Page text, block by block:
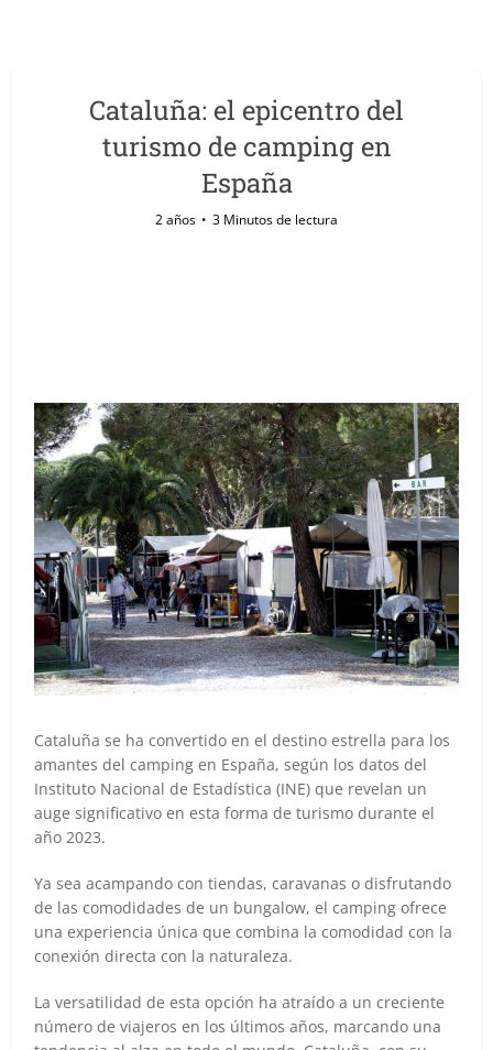
Cataluña: el epicentro del
turismo de camping en
España
2 años 3 Minutos de lectura
Cataluña se ha convertido en el destino estrella para los
amantes del camping en España, según los datos del
Instituto Nacional de Estadística (INE) que revelan un
auge significativo en esta forma de turismo durante el
año 2023.
Ya sea acampando con tiendas, caravanas o disfrutando
de las comodidades de un bungalow, el camping ofrece
una experiencia única que combina la comodidad con la
conexión directa con la naturaleza.
La versatilidad de esta opción ha atraído a un creciente
número de viajeros en los últimos años, marcando una